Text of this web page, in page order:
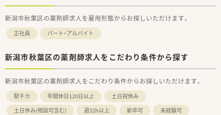
新潟市秋葉区の薬剤師求人を雇用形態からお探しいただけます。
正社員 パート・アルバイト
新潟市秋葉区の薬剤師求人をこだわり条件から探す
新潟市秋葉区の薬剤師求人をこだわり条件からお探しいただけます。
駅チカ 年間休日120日以上
土日祝休み
土日休み(相談可含む)
週32h以上 新卒可
未経験可